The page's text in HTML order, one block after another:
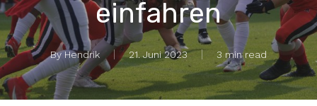
einfahren
By Hendrik 21. Juni 2023 3 min read